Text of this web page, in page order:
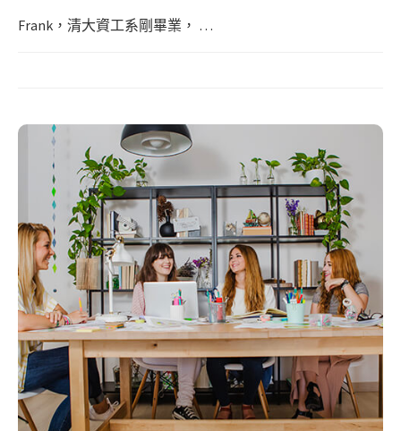
Frank，清大資工系剛畢業， …